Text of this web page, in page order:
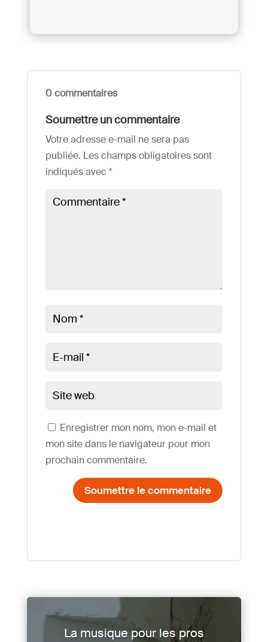
0 commentaires
Soumettre un commentaire
Votre adresse e-mail ne sera pas
publiée. Les champs obligatoires sont
indiqués avec*
Enregistrer mon nom, mon e-mail et
mon site dans le navigateur pour mon
prochain commentaire.
Soumettre le commentaire
La musique pour les pros